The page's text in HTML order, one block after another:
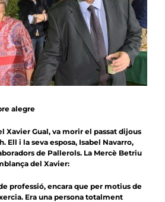
alegre
Xavier Gual, va morir el passat dijous
Ell i la seva esposa, Isabel Navarro,
de Pallerols. La Mercè Betriu
del Xavier:
professió, encara que per motius de
Era una persona totalment